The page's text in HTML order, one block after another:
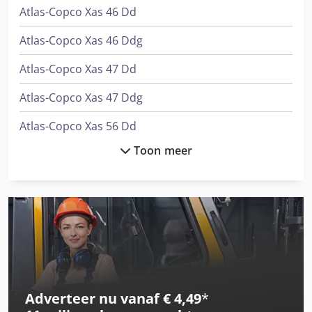
Geïntegreerde CT-EXPERT technologie - Automatische
aanpassing PILOT-EXPERT generator - Digitale
generatorbesturing - Autorestart - Zelfdiagnose -
Geïntegreerde Ethernet-kaart Extra's: Contactelektrode
Knijprol Chiller Reserve motor voor U/V as
Atlas-Copco Xas 46 Dd
Atlas-Copco Xas 46 Ddg
Atlas-Copco Xas 47 Dd
Atlas-Copco Xas 47 Ddg
Atlas-Copco Xas 56 Dd
Atlas-Copco Xas 57 Dd
Atlas-Copco Xas 66 Ddg
Atlas-Copco Xas 67 Dd
Atlas-Copco Xas 76 Dd
Atlas-Copco Xas 77 Dd
Toon meer
Adverteer nu vanaf € 4,49*